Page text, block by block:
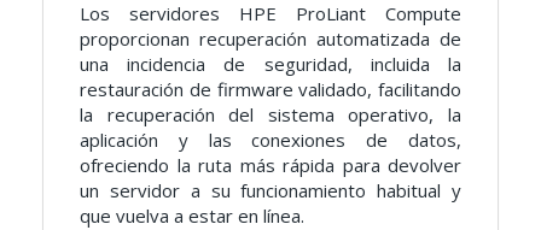
Los servidores HPE ProLiant Compute
proporcionan recuperación automatizada de
una incidencia de seguridad, incluida la
restauración de firmware validado, facilitando
la recuperación del sistema operativo, la
aplicación y las conexiones de datos,
ofreciendo la ruta más rápida para devolver
un servidor a su funcionamiento habitual y
que vuelva a estar en línea.